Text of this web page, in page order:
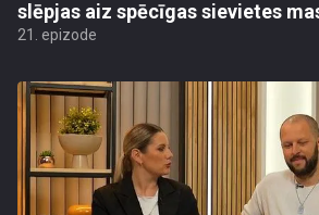
slēpjas aiz spēcīgas sievietes
21. epizode